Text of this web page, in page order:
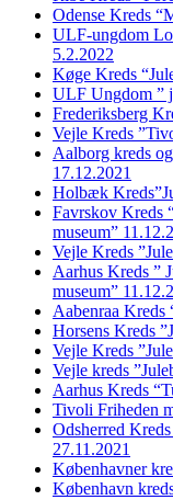
Odense Kreds
ULF-ungdom
5.2.2022
Køge Kreds
ULF Ungdom ”
Frederiksberg
Vejle Kreds
Aalborg kreds
17.12.2021
Holbæk
Favrskov Kreds
museum”
Vejle Kreds
Aarhus Kreds ”
museum”
Aabenraa Kreds
Horsens Kreds
Vejle Kreds
Vejle kreds
Aarhus Kreds
Tivoli Friheden
Odsherred
27.11.2021
Københavner
København